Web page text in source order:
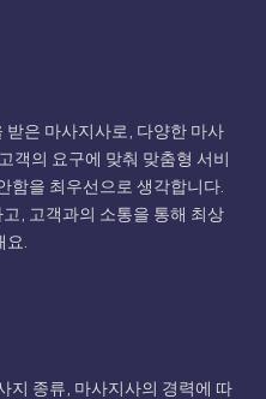
은 마사지사로, 다양한 마사
객의 요구에 맞춰 맞춤형 서비
함을 최우선으로 생각합니다.
, 고객과의 소통을 통해 최상
요.
지 종류, 마사지사의 경력에 따